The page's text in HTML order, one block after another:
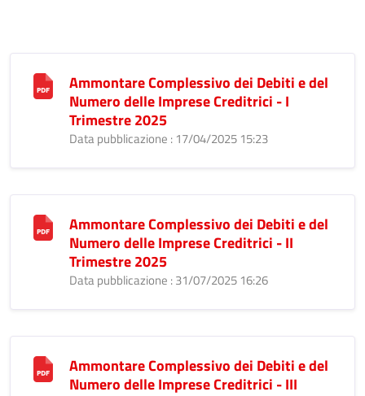
Ammontare Complessivo dei Debiti e del
Numero delle Imprese Creditrici - I
Trimestre 2025
Data pubblicazione : 17/04/2025 15:23
Ammontare Complessivo dei Debiti e del
Numero delle Imprese Creditrici - II
Trimestre 2025
Data pubblicazione : 31/07/2025 16:26
Ammontare Complessivo dei Debiti e del
Numero delle Imprese Creditrici - III